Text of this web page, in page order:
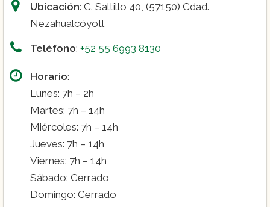
Ubicación: C. Saltillo 40, (57150) Cdad.
Nezahualcóyotl
Teléfono: +52 55 6993 8130
Horario:
Lunes: 7h – 2h
Martes: 7h – 14h
Miércoles: 7h – 14h
Jueves: 7h – 14h
Viernes: 7h – 14h
Sábado: Cerrado
Domingo: Cerrado